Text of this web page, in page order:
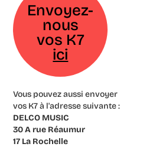
Envoyez-
nous
vos K7
ici
Vous pouvez aussi envoyer
vos K7 à l'adresse suivante :
DELCO MUSIC
30 A rue Réaumur
17 La Rochelle